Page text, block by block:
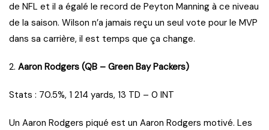
de NFL et il a égalé le record de Peyton Manning à ce niveau
de la saison. Wilson n’a jamais reçu un seul vote pour le MVP
dans sa carrière, il est temps que ça change.
2. Aaron Rodgers (QB – Green Bay Packers)
Stats : 70.5%, 1 214 yards, 13 TD – 0 INT
Un Aaron Rodgers piqué est un Aaron Rodgers motivé. Les